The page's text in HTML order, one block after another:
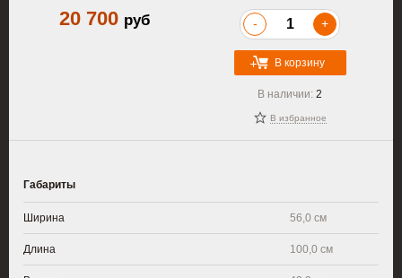
20 700 руб - +
В корзину
В наличии: 2
В избранное
Габариты
Ширина 56,0 см
Длина 100,0 см